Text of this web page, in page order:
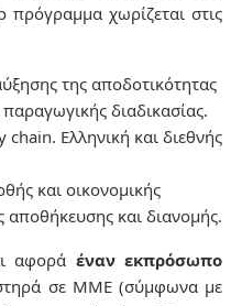
πρόγραμμα χωρίζεται στις
της αποδοτικότητας
διαδικασίας.
chain. Ελληνική και διεθνής
και οικονομικής
αποθήκευσης και διανομής.
αφορά έναν εκπρόσωπο
σε ΜΜΕ (σύμφωνα με